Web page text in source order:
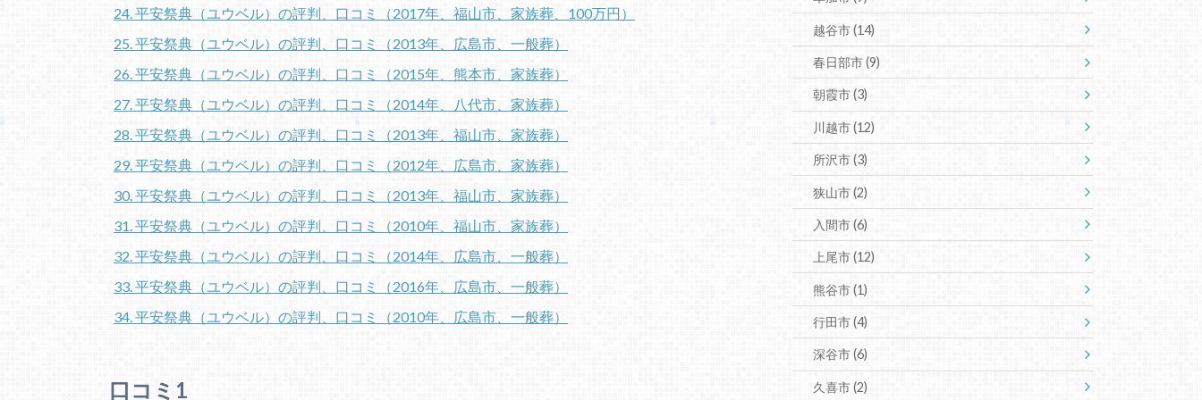
24. 平安祭典（ユウベル）の評判、口コミ（2017年、福山市、家族葬、100万円）
25. 平安祭典（ユウベル）の評判、口コミ（2013年、広島市、一般葬）
26. 平安祭典（ユウベル）の評判、口コミ（2015年、熊本市、家族葬）
27. 平安祭典（ユウベル）の評判、口コミ（2014年、八代市、家族葬）
28. 平安祭典（ユウベル）の評判、口コミ（2013年、福山市、家族葬）
29. 平安祭典（ユウベル）の評判、口コミ（2012年、広島市、家族葬）
30. 平安祭典（ユウベル）の評判、口コミ（2013年、福山市、家族葬）
31. 平安祭典（ユウベル）の評判、口コミ（2010年、福山市、家族葬）
32. 平安祭典（ユウベル）の評判、口コミ（2014年、広島市、一般葬）
33. 平安祭典（ユウベル）の評判、口コミ（2016年、広島市、一般葬）
34. 平安祭典（ユウベル）の評判、口コミ（2010年、広島市、一般葬）
口コミ1
越谷市(14)
春日部市(9)
朝霞市(3)
川越市(12)
所沢市(3)
狭山市(2)
入間市(6)
上尾市(12)
熊谷市(1)
行田市(4)
深谷市(6)
久喜市(2)